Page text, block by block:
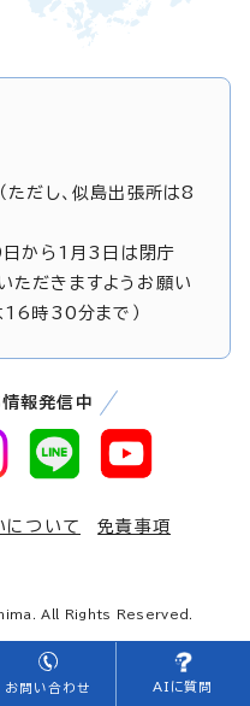
お問い合わせ AIに質問
だし、似島出張所は8
日から1月3日は閉庁
ただきますようお願い
16時30分まで）
報発信中
について
免責事項
All Rights Reserved.